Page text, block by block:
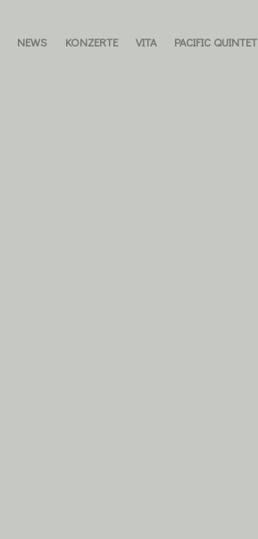
NEWS KONZERTE VITA PACIFIC QUINTET